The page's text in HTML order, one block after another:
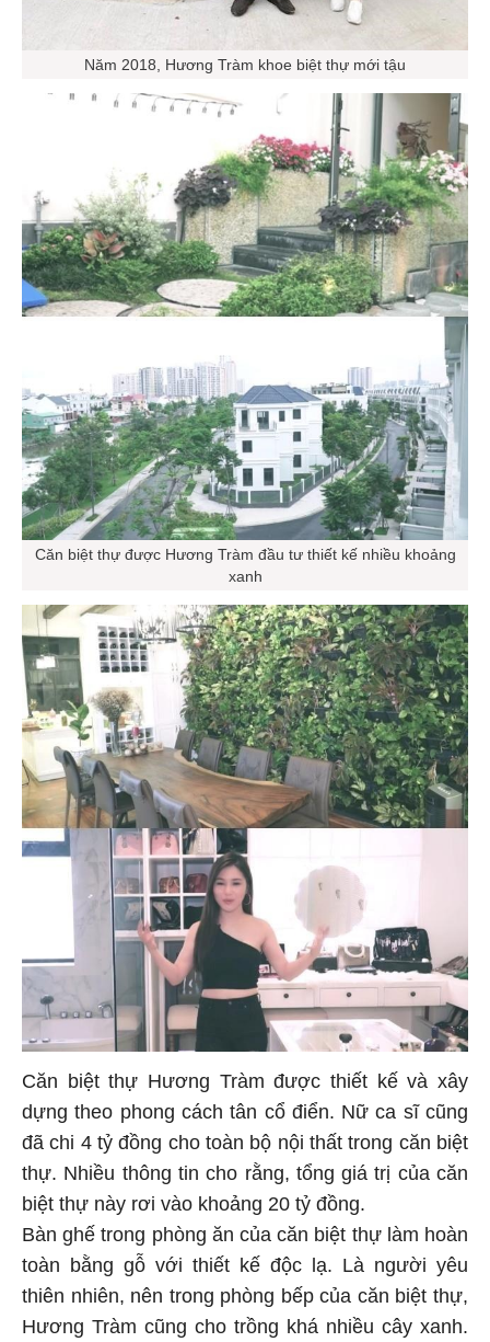
Năm 2018, Hương Tràm khoe biệt thự mới tậu
Căn biệt thự được Hương Tràm đầu tư thiết kế nhiều khoảng
xanh
Căn biệt thự Hương Tràm được thiết kế và xây
dựng theo phong cách tân cổ điển. Nữ ca sĩ cũng
đã chi 4 tỷ đồng cho toàn bộ nội thất trong căn biệt
thự. Nhiều thông tin cho rằng, tổng giá trị của căn
biệt thự này rơi vào khoảng 20 tỷ đồng.
Bàn ghế trong phòng ăn của căn biệt thự làm hoàn
toàn bằng gỗ với thiết kế độc lạ. Là người yêu
thiên nhiên, nên trong phòng bếp của căn biệt thự,
Hương Tràm cũng cho trồng khá nhiều cây xanh.